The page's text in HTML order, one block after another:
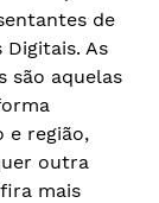
de
Digitais. As
são aquelas
e região,
outra
mais